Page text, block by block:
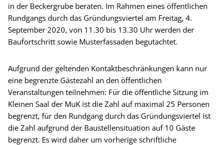
in der Beckergrube beraten. Im Rahmen eines öffentlichen
Rundgangs durch das Gründungsviertel am Freitag, 4.
September 2020, von 11.30 bis 13.30 Uhr werden der
Baufortschritt sowie Musterfassaden begutachtet.
Aufgrund der geltenden Kontaktbeschränkungen kann nur
eine begrenzte Gästezahl an den öffentlichen
Veranstaltungen teilnehmen: Für die öffentliche Sitzung im
Kleinen Saal der MuK ist die Zahl auf maximal 25 Personen
begrenzt, für den Rundgang durch das Gründungsviertel ist
die Zahl aufgrund der Baustellensituation auf 10 Gäste
begrenzt. Es wird daher um vorherige schriftliche